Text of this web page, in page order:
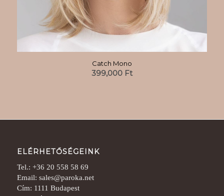
Catch Mono
399,000 Ft
ELÉRHETŐSÉGEINK
Tel.: +36 20 558 58 69
Email: sales@paroka.net
Cím: 1111 Budapest